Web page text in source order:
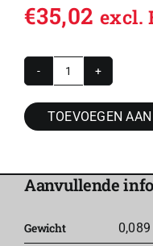
€35,02 excl.
Looprol
51mm
RVS
-
TOEVOEGEN
Aanvullende
Gewicht